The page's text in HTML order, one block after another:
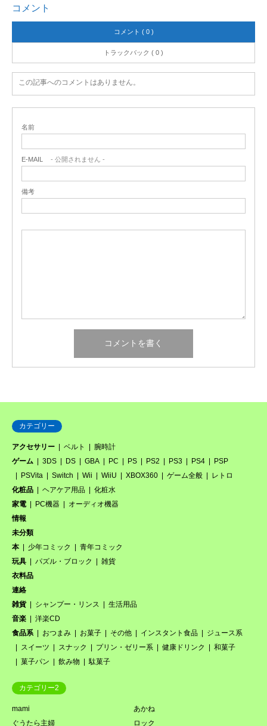
コメント
コメント ( 0 )
トラックバック ( 0 )
この記事へのコメントはありません。
名前
E-MAIL - 公開されません -
備考
カテゴリー
アクセサリー ベルト
腕時計
ゲーム
3DS DS GBA PC PS PS2 PS3 PS4
PSP
PSVita
Switch Wii WiiU XBOX360 ゲーム全般
レトロ
化粧品
ヘアケア用品
化粧水
家電
PC機器
オーディオ機器
情報
未分類
本
少年コミック
青年コミック
玩具
パズル・ブロック
雑貨
衣料品
連絡
雑貨
シャンプー・リンス
生活用品
音楽
洋楽CD
食品系
おつまみ お菓子 その他 インスタント食品
ジュース系
スイーツ
スナック プリン・ゼリー系 健康ドリンク
和菓子
菓子パン
飲み物 駄菓子
カテゴリー2
mami
あかね
ぐうたら主婦
ロック